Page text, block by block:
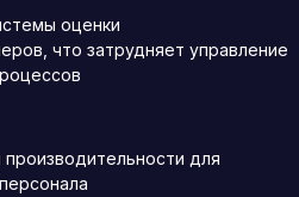
оценки
что затрудняет управление
для